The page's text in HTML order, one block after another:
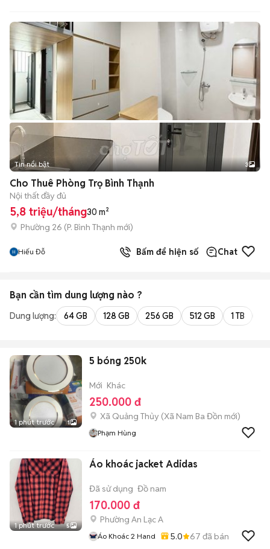
Tin nổi bật 3
Cho Thuê Phòng Trọ Bình Thạnh
Nội thất đầy đủ
5,8 triệu/tháng30 m²
Phường 26 (P. Bình Thạnh mới)
Hiếu Đỗ Bấm để hiện số Chat
Bạn cần tìm dung lượng nào ?
Dung lượng: 64 GB 128 GB 256 GB 512 GB 1 TB
1 phút trước 1
5 bóng 250k
Mới Khác
250.000 đ
Xã Quảng Thủy (Xã Nam Ba Đồn mới)
Phạm Hùng
1 phút trước 5
Áo khoác jacket Adidas
Đã sử dụng Đồ nam
170.000 đ
Phường An Lạc A
Áo Khoác 2 Hand 5.0 67 đã bán